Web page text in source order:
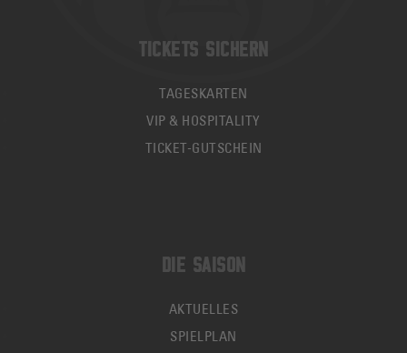
TICKETS SICHERN
TAGESKARTEN
VIP & HOSPITALITY
TICKET-GUTSCHEIN
DIE SAISON
AKTUELLES
SPIELPLAN